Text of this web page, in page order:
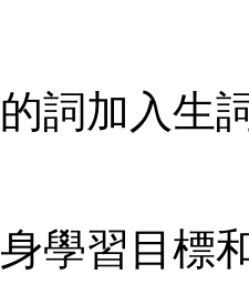
詞加入生
學習目標